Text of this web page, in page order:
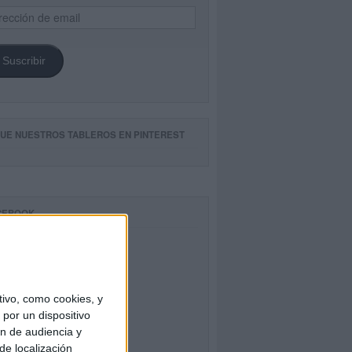
como cookies, y
un dispositivo
de audiencia y
localización
Suscribir
NUESTROS TABLEROS EN PINTEREST